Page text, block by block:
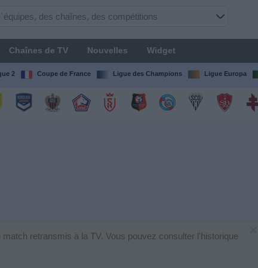
Chaînes de TV Nouvelles Widget
2 Coupe de France Ligue des Champions Ligue Europa
retransmis à la TV. Vous pouvez consulter l'historique